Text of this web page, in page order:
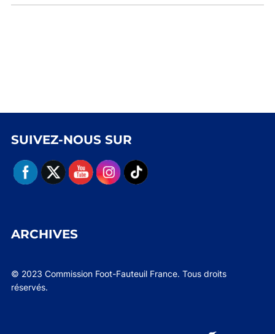
SUIVEZ-NOUS SUR
ARCHIVES
© 2023 Commission Foot-Fauteuil France. Tous droits
réservés.